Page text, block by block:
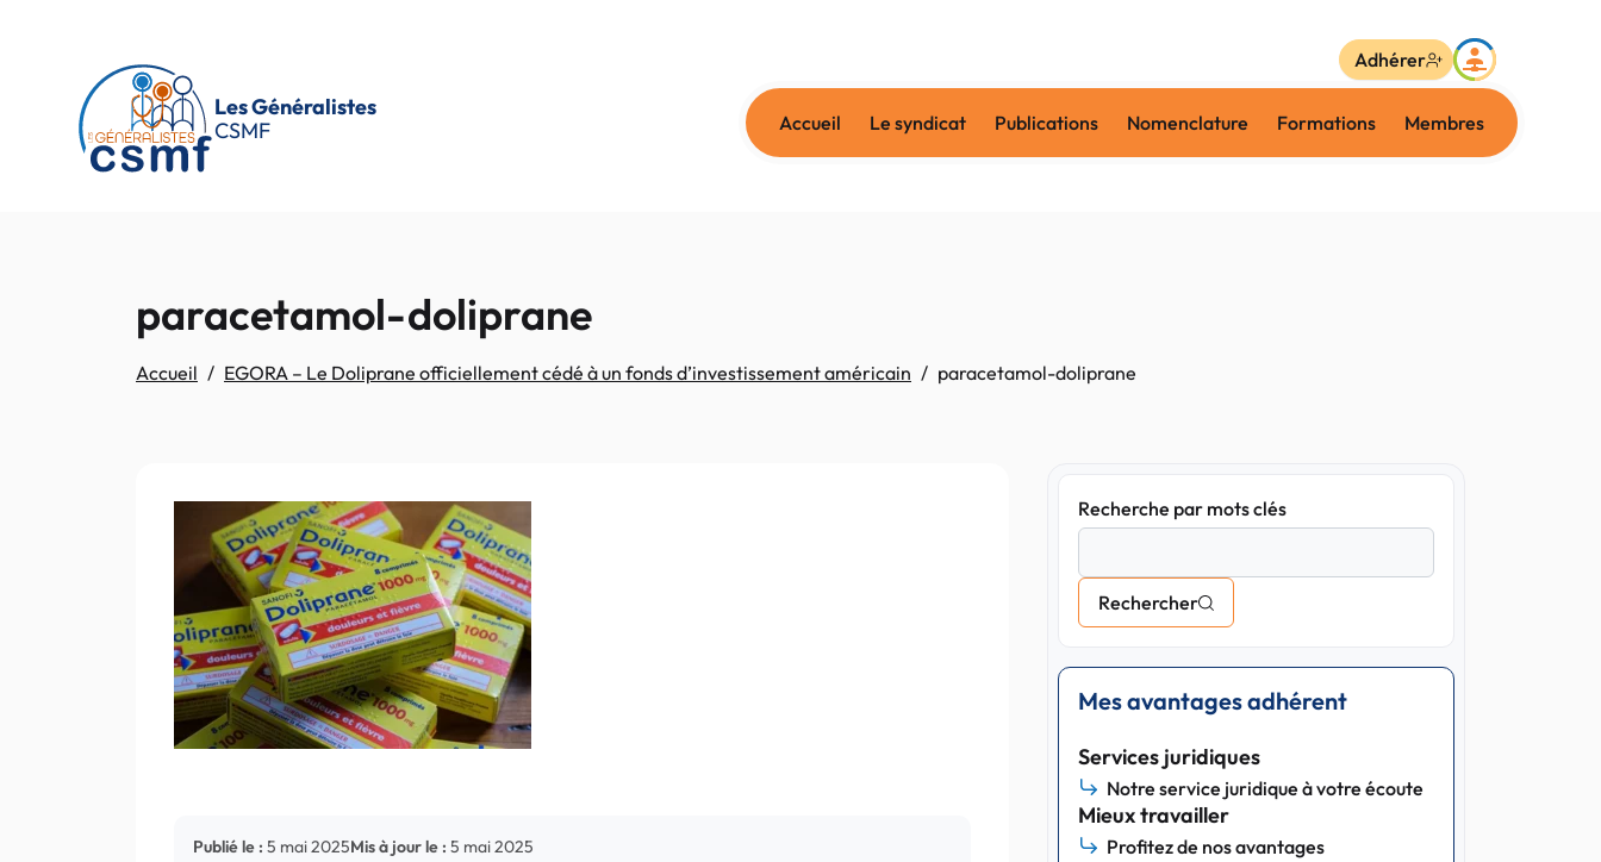
Les Généralistes
CSMF
Accueil Le syndicat Publications Nomenclature Formations Membres
Adhérer
paracetamol-doliprane
Accueil EGORA – Le Doliprane officiellement cédé à un fonds d’investissement américain paracetamol-doliprane
Publié le : 5 mai 2025Mis à jour le : 5 mai 2025
Recherche par mots clés
Rechercher
Mes avantages adhérent
Services juridiques
Notre service juridique à votre écoute
Mieux travailler
Profitez de nos avantages